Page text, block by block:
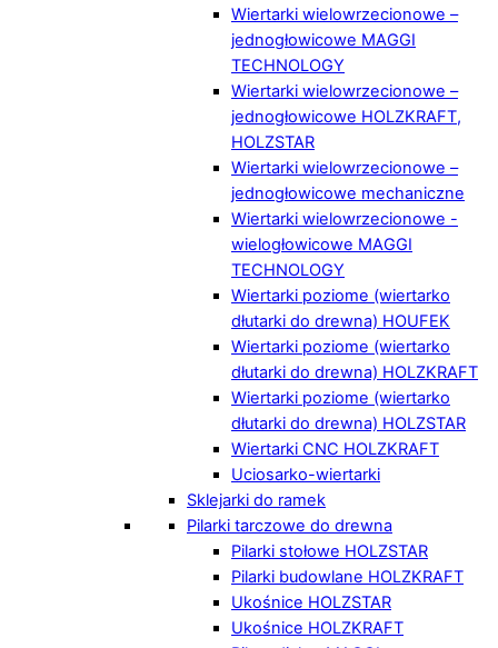
Wiertarki wielowrzecionowe –
jednogłowicowe MAGGI
TECHNOLOGY
Wiertarki wielowrzecionowe –
jednogłowicowe HOLZKRAFT,
HOLZSTAR
Wiertarki wielowrzecionowe –
jednogłowicowe mechaniczne
Wiertarki wielowrzecionowe -
wielogłowicowe MAGGI
TECHNOLOGY
Wiertarki poziome (wiertarko
dłutarki do drewna) HOUFEK
Wiertarki poziome (wiertarko
dłutarki do drewna) HOLZKRAFT
Wiertarki poziome (wiertarko
dłutarki do drewna) HOLZSTAR
Wiertarki CNC HOLZKRAFT
Uciosarko-wiertarki
Sklejarki do ramek
Pilarki tarczowe do drewna
Pilarki stołowe HOLZSTAR
Pilarki budowlane HOLZKRAFT
Ukośnice HOLZSTAR
Ukośnice HOLZKRAFT